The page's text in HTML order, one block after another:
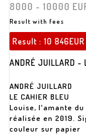
8000 - 10000
Result with fees
Result : 10 846EUR
ANDRÉ JUILLARD -
ANDRÉ JUILLARD
LE CAHIER BLEU
Louise, l'amante
réalisée en 2019.
couleur sur papier